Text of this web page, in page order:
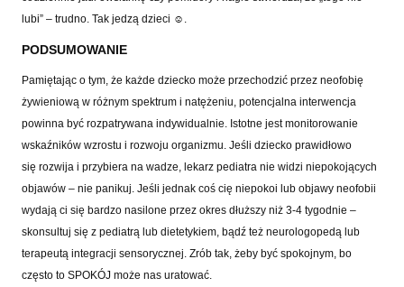
lubi” – trudno. Tak jedzą dzieci ☺.
PODSUMOWANIE
Pamiętając o tym, że każde dziecko może przechodzić przez neofobię
żywieniową w różnym spektrum i natężeniu, potencjalna interwencja
powinna być rozpatrywana indywidualnie. Istotne jest monitorowanie
wskaźników wzrostu i rozwoju organizmu. Jeśli dziecko prawidłowo
się rozwija i przybiera na wadze, lekarz pediatra nie widzi niepokojących
objawów – nie panikuj. Jeśli jednak coś cię niepokoi lub objawy neofobii
wydają ci się bardzo nasilone przez okres dłuższy niż 3-4 tygodnie –
skonsultuj się z pediatrą lub dietetykiem, bądź też neurologopedą lub
terapeutą integracji sensorycznej. Zrób tak, żeby być spokojnym, bo
często to SPOKÓJ może nas uratować.